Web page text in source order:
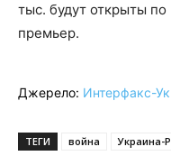
тыс. будут открыты
премьер.
Джерело: Интерфакс-
ТЕГИ война Украина-